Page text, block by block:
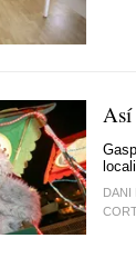
Así
DANI